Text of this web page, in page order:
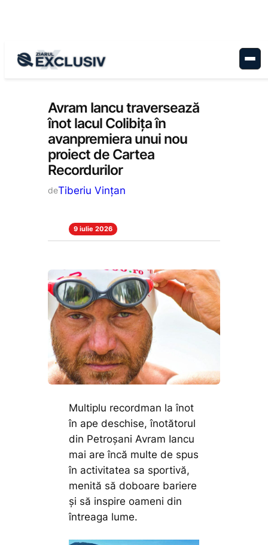
Stiri la zi
Avram Iancu traversează
înot lacul Colibița în
avanpremiera unui nou
proiect de Cartea
Recordurilor
deTiberiu Vințan
9 iulie 2026
Multiplu recordman la înot
în ape deschise, înotătorul
din Petroșani Avram Iancu
mai are încă multe de spus
în activitatea sa sportivă,
menită să doboare bariere
și să inspire oameni din
întreaga lume.